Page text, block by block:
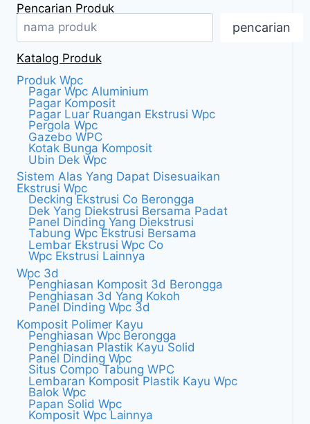
Pencarian Produk
pencarian
Katalog Produk
Produk Wpc
Pagar Wpc Aluminium
Pagar Komposit
Pagar Luar Ruangan Ekstrusi Wpc
Pergola Wpc
Gazebo WPC
Kotak Bunga Komposit
Ubin Dek Wpc
Sistem Alas Yang Dapat Disesuaikan
Ekstrusi Wpc
Decking Ekstrusi Co Berongga
Dek Yang Diekstrusi Bersama Padat
Panel Dinding Yang Diekstrusi
Tabung Wpc Ekstrusi Bersama
Lembar Ekstrusi Wpc Co
Wpc Ekstrusi Lainnya
Wpc 3d
Penghiasan Komposit 3d Berongga
Penghiasan 3d Yang Kokoh
Panel Dinding Wpc 3d
Komposit Polimer Kayu
Penghiasan Wpc Berongga
Penghiasan Plastik Kayu Solid
Panel Dinding Wpc
Situs Compo Tabung WPC
Lembaran Komposit Plastik Kayu Wpc
Balok Wpc
Papan Solid Wpc
Komposit Wpc Lainnya